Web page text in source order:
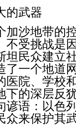
的武器
加沙地带的
不受挑战是
坦民众建立
了一个地道
医院、学校
下的深层反
谚语：以色
众来保护其